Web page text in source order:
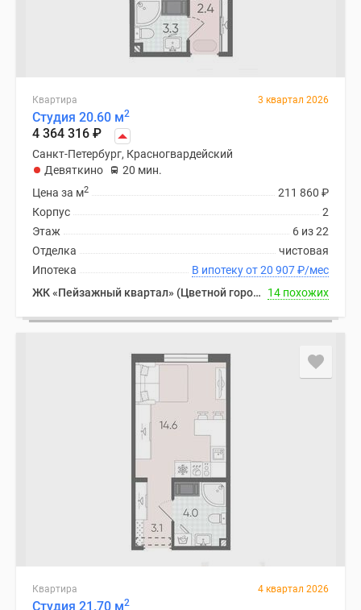
Квартира 3 квартал 2026
Студия 20.60 м2
4 364 316 ₽
Санкт-Петербург, Красногвардейский
Девяткино
20 мин.
211 860 ₽
Цена за м2
2
Корпус
6 из 22
Этаж
чистовая
Отделка
В ипотеку от 20 907₽/мес
Ипотека
ЖК «Пейзажный квартал» (Цветной город)
14 похожих
Квартира 4 квартал 2026
Студия 21.70 м2